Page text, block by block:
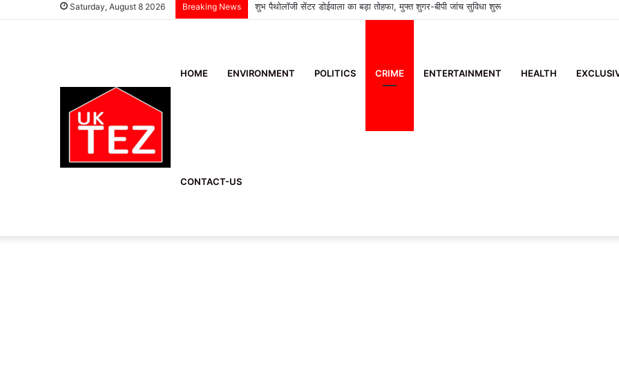
Saturday, August 8 2026 Breaking News शुभ पैथोलॉजी सेंटर डोईवाला का बड़ा तोहफा, मुफ्त शुगर-बीपी जांच सुविधा शुरू
HOME ENVIRONMENT POLITICS CRIME ENTERTAINMENT HEALTH
CONTACT-US